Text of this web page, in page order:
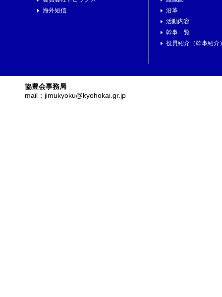
海外短信
沿革
活動内容
幹事一覧
役員紹介（幹事紹介
協豊会事務局
mail：jimukyoku@kyohokai.gr.jp